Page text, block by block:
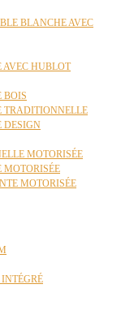
BLANCHE AVEC
AVEC HUBLOT
BOIS
TRADITIONNELLE
DESIGN
MOTORISÉE
MOTORISÉE
MOTORISÉE